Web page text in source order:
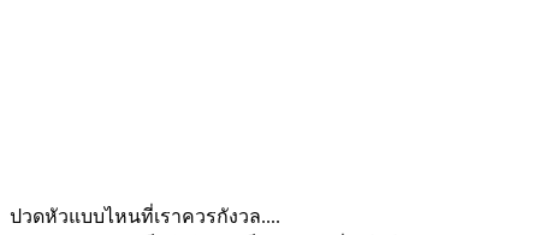
ปวดหัวแบบไหนที่เราควรกังวล....